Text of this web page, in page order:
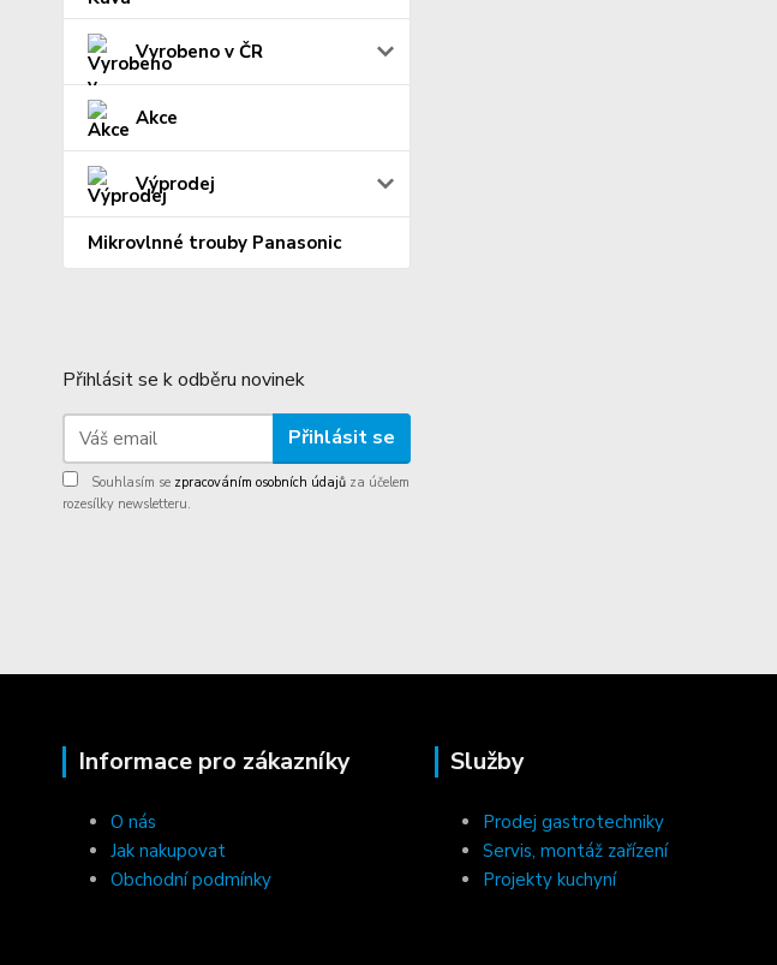
Vyrobeno v ČR
Akce
Výprodej
Mikrovlnné trouby Panasonic
Přihlásit se k odběru novinek
Přihlásit se
Souhlasím se zpracováním osobních údajů za účelem
rozesílky newsletteru.
Informace pro zákazníky
O nás
Jak nakupovat
Obchodní podmínky
Služby
Prodej gastrotechniky
Servis, montáž zařízení
Projekty kuchyní